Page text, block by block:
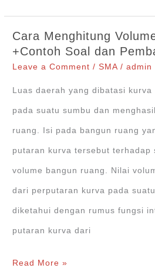
pada
Dimensi
Tiga
(R3)
Kubus
Cara Menghitung
+Contoh Soal dan
Leave a Comment /SMA/admin
Luas daerah yang dibatasi
pada suatu sumbu dan
ruang. Isi pada bangun ruang
putaran kurva tersebut terhadap
volume bangun ruang. Nilai
dari perputaran kurva pada
diketahui dengan rumus fungsi
putaran kurva dari
Cara
Read More »